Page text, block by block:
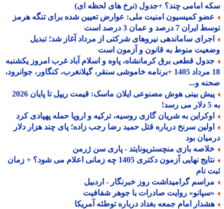
امامی چند؟ +جدول (نرخ های لحظه ای)
کمیسیون امنیت ملی: عوارض تعیین شده برای تنگه هرمز
7 درصد و عمان 3 درصد است
ساماندهی نیروهای شرکتی از مرداد آغاز شد؛ تبدیل
منوط به قانون و آزمون است
قطعی برق کرمانشاه، پاوه و اسلام آباد غرب امروز یکشنبه
18 مرداد 1405 +برنامه خاموشی سنقر، گیلانغرب، کنگاور، جوانرود،
و...
پیش بینی هوش مصنوعی ایلان ماسک: قیمت ریپل تا پایان 2026
به شریان گازی روسیه، ترکیه و اروپا حمله پهپادی کرد
سرنخ درباره قتل حمید رضا رجب زاده؛ پای چند هزار دلار
بود
بازی منچستریونایتد - پاری سن ژرمن
نتایج نهایی آزمون دکتری 1405 چه زمانی اعلام می شود؟ + زمان
نام
گرامیداشت روز خبرنگار - اردبیل
روایت صادرات با جوهر شفافیت
امام جمعه بغداد درباره توطئه آمریکا